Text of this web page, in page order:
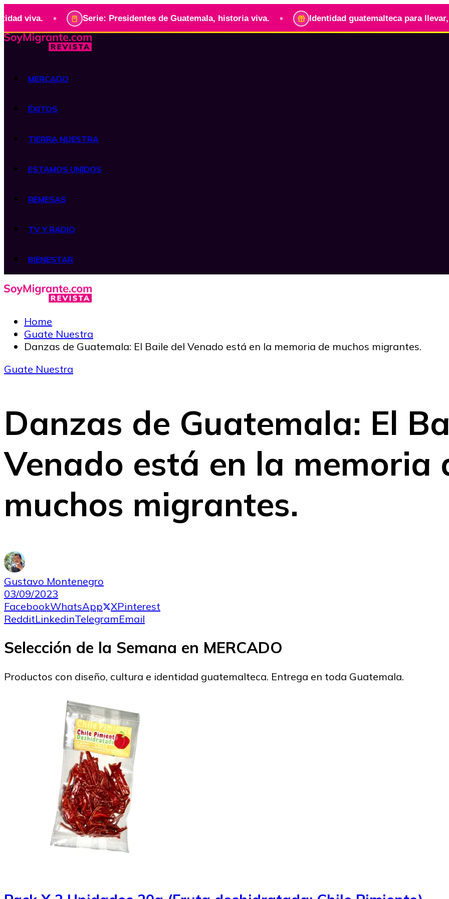
• Serie: Presidentes de Guatemala, historia viva. • Identidad guatemalteca para llevar,
MERCADO
ÉXITOS
TIERRA NUESTRA
ESTAMOS UNIDOS
REMESAS
TV Y RADIO
BIENESTAR
Home
Guate Nuestra
Danzas de Guatemala: El Baile del Venado está en la memoria de muchos migrantes.
Guate Nuestra
Danzas de Guatemala: El
Venado está en la memoria
muchos migrantes.
Gustavo Montenegro
03/09/2023
FacebookWhatsApp XPinterest
RedditLinkedinTelegramEmail
Selección de la Semana en MERCADO
Productos con diseño, cultura e identidad guatemalteca. Entrega en toda Guatemala.